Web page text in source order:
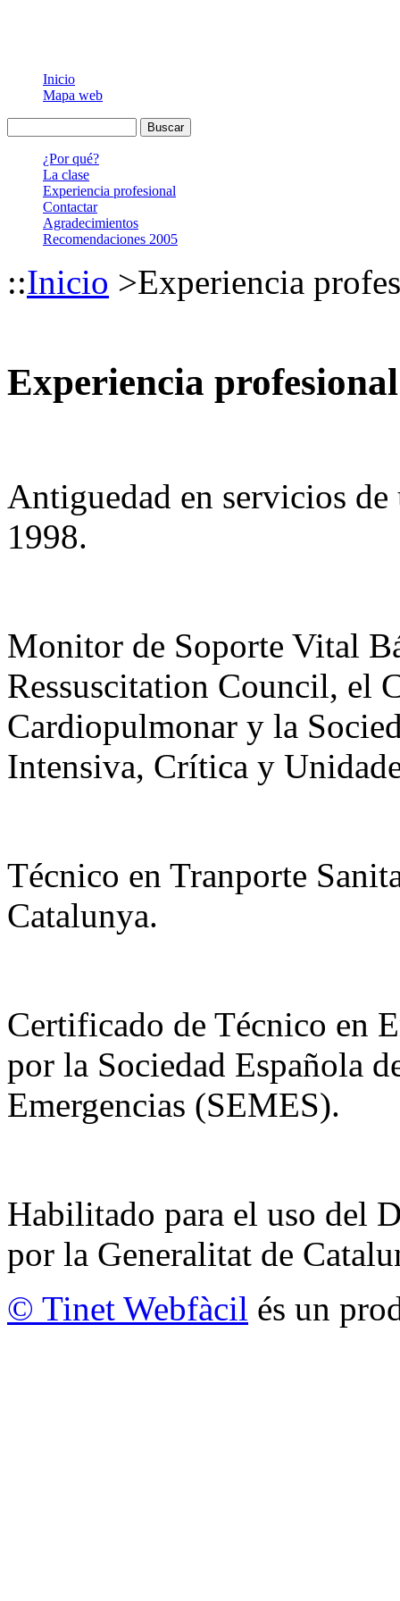
Inicio
Mapa web
¿Por qué?
La clase
Experiencia profesional
Contactar
Agradecimientos
Recomendaciones 2005
::Inicio >Experiencia
Experiencia profesional
Antiguedad en servicios de
1998.
Monitor de Soporte Vital
Ressuscitation Council, el
Cardiopulmonar y la
Intensiva, Crítica y
Técnico en Tranporte
Catalunya.
Certificado de Técnico en
por la Sociedad Española
Emergencias (SEMES).
Habilitado para el uso del
por la Generalitat de
© Tinet Webfàcil és un